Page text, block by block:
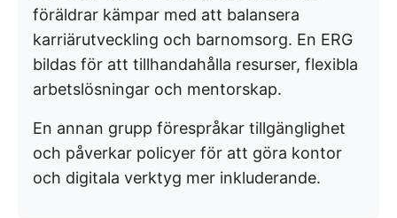
föräldrar kämpar med att balansera
karriärutveckling och barnomsorg. En ERG
bildas för att tillhandahålla resurser, flexibla
arbetslösningar och mentorskap.
En annan grupp förespråkar tillgänglighet
och påverkar policyer för att göra kontor
och digitala verktyg mer inkluderande.